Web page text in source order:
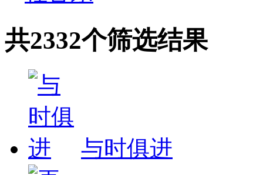
共2332个筛选结果
与时俱进